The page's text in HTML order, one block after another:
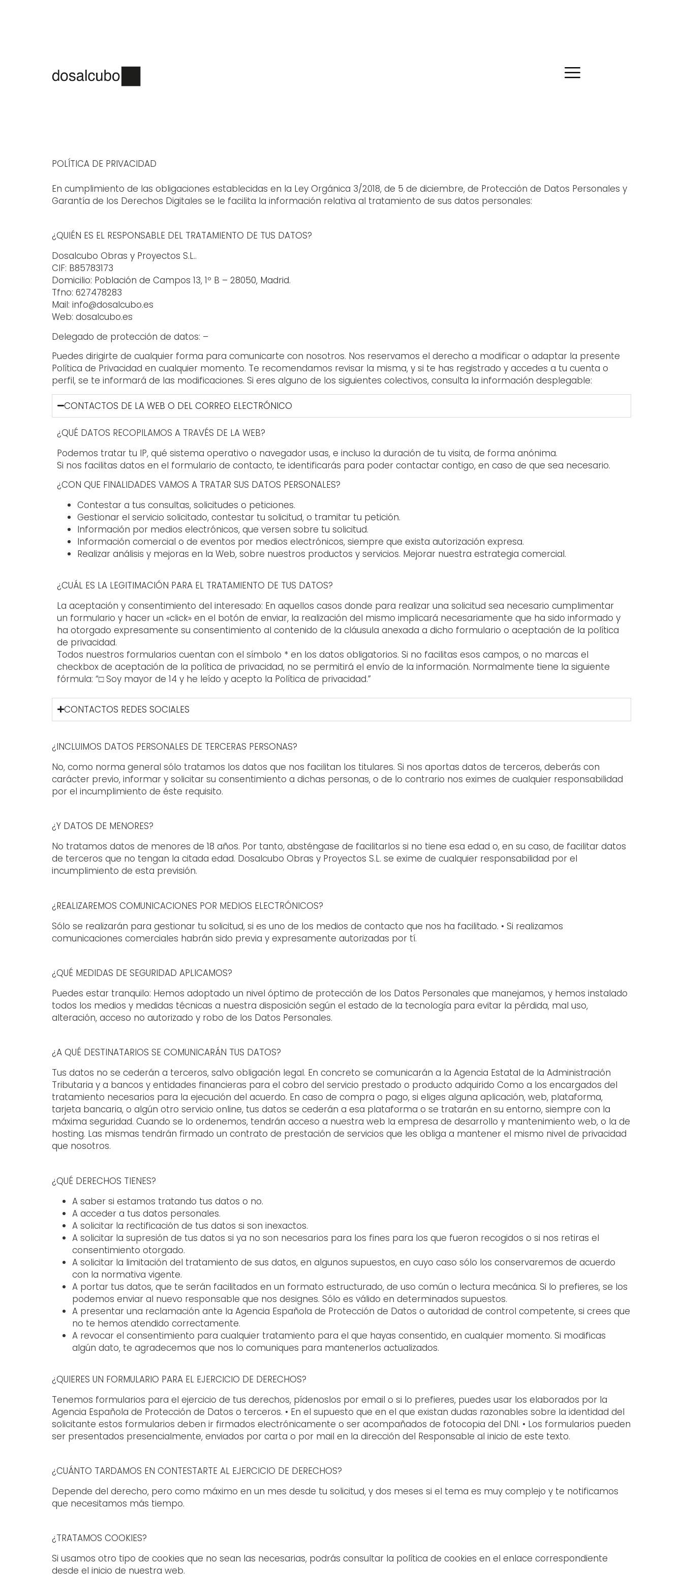
POLÍTICA DE PRIVACIDAD
En cumplimiento de las obligaciones establecidas en la Ley Orgánica 3/2018, de 5 de diciembre, de Protección de Datos Personales y
Garantía de los Derechos Digitales se le facilita la información relativa al tratamiento de sus datos personales:
¿QUIÉN ES EL RESPONSABLE DEL TRATAMIENTO DE TUS DATOS?
Dosalcubo Obras y Proyectos S.L..
CIF: B85783173
Domicilio: Población de Campos 13, 1º B – 28050, Madrid.
Tfno: 627478283
Mail: info@dosalcubo.es
Web: dosalcubo.es
Delegado de protección de datos: –
Puedes dirigirte de cualquier forma para comunicarte con nosotros. Nos reservamos el derecho a modificar o adaptar la presente
Política de Privacidad en cualquier momento. Te recomendamos revisar la misma, y si te has registrado y accedes a tu cuenta o
perfil, se te informará de las modificaciones. Si eres alguno de los siguientes colectivos, consulta la información desplegable:
CONTACTOS DE LA WEB O DEL CORREO ELECTRÓNICO
¿QUÉ DATOS RECOPILAMOS A TRAVÉS DE LA WEB?
Podemos tratar tu IP, qué sistema operativo o navegador usas, e incluso la duración de tu visita, de forma anónima.
Si nos facilitas datos en el formulario de contacto, te identificarás para poder contactar contigo, en caso de que sea necesario.
¿CON QUE FINALIDADES VAMOS A TRATAR SUS DATOS PERSONALES?
Contestar a tus consultas, solicitudes o peticiones.
Gestionar el servicio solicitado, contestar tu solicitud, o tramitar tu petición.
Información por medios electrónicos, que versen sobre tu solicitud.
Información comercial o de eventos por medios electrónicos, siempre que exista autorización expresa.
Realizar análisis y mejoras en la Web, sobre nuestros productos y servicios. Mejorar nuestra estrategia comercial.
¿CUÁL ES LA LEGITIMACIÓN PARA EL TRATAMIENTO DE TUS DATOS?
La aceptación y consentimiento del interesado: En aquellos casos donde para realizar una solicitud sea necesario cumplimentar
un formulario y hacer un «click» en el botón de enviar, la realización del mismo implicará necesariamente que ha sido informado y
ha otorgado expresamente su consentimiento al contenido de la cláusula anexada a dicho formulario o aceptación de la política
de privacidad.
Todos nuestros formularios cuentan con el símbolo * en los datos obligatorios. Si no facilitas esos campos, o no marcas el
checkbox de aceptación de la política de privacidad, no se permitirá el envío de la información. Normalmente tiene la siguiente
fórmula: “□ Soy mayor de 14 y he leído y acepto la Política de privacidad.”
CONTACTOS REDES SOCIALES
¿INCLUIMOS DATOS PERSONALES DE TERCERAS PERSONAS?
No, como norma general sólo tratamos los datos que nos facilitan los titulares. Si nos aportas datos de terceros, deberás con
carácter previo, informar y solicitar su consentimiento a dichas personas, o de lo contrario nos eximes de cualquier responsabilidad
por el incumplimiento de éste requisito.
¿Y DATOS DE MENORES?
No tratamos datos de menores de 18 años. Por tanto, absténgase de facilitarlos si no tiene esa edad o, en su caso, de facilitar datos
de terceros que no tengan la citada edad. Dosalcubo Obras y Proyectos S.L. se exime de cualquier responsabilidad por el
incumplimiento de esta previsión.
¿REALIZAREMOS COMUNICACIONES POR MEDIOS ELECTRÓNICOS?
Sólo se realizarán para gestionar tu solicitud, si es uno de los medios de contacto que nos ha facilitado. • Si realizamos
comunicaciones comerciales habrán sido previa y expresamente autorizadas por tí.
¿QUÉ MEDIDAS DE SEGURIDAD APLICAMOS?
Puedes estar tranquilo: Hemos adoptado un nivel óptimo de protección de los Datos Personales que manejamos, y hemos instalado
todos los medios y medidas técnicas a nuestra disposición según el estado de la tecnología para evitar la pérdida, mal uso,
alteración, acceso no autorizado y robo de los Datos Personales.
¿A QUÉ DESTINATARIOS SE COMUNICARÁN TUS DATOS?
Tus datos no se cederán a terceros, salvo obligación legal. En concreto se comunicarán a la Agencia Estatal de la Administración
Tributaria y a bancos y entidades financieras para el cobro del servicio prestado o producto adquirido Como a los encargados del
tratamiento necesarios para la ejecución del acuerdo. En caso de compra o pago, si eliges alguna aplicación, web, plataforma,
tarjeta bancaria, o algún otro servicio online, tus datos se cederán a esa plataforma o se tratarán en su entorno, siempre con la
máxima seguridad. Cuando se lo ordenemos, tendrán acceso a nuestra web la empresa de desarrollo y mantenimiento web, o la de
hosting. Las mismas tendrán firmado un contrato de prestación de servicios que les obliga a mantener el mismo nivel de privacidad
que nosotros.
¿QUÉ DERECHOS TIENES?
A saber si estamos tratando tus datos o no.
A acceder a tus datos personales.
A solicitar la rectificación de tus datos si son inexactos.
A solicitar la supresión de tus datos si ya no son necesarios para los fines para los que fueron recogidos o si nos retiras el
consentimiento otorgado.
A solicitar la limitación del tratamiento de sus datos, en algunos supuestos, en cuyo caso sólo los conservaremos de acuerdo
con la normativa vigente.
A portar tus datos, que te serán facilitados en un formato estructurado, de uso común o lectura mecánica. Si lo prefieres, se los
podemos enviar al nuevo responsable que nos designes. Sólo es válido en determinados supuestos.
A presentar una reclamación ante la Agencia Española de Protección de Datos o autoridad de control competente, si crees que
no te hemos atendido correctamente.
A revocar el consentimiento para cualquier tratamiento para el que hayas consentido, en cualquier momento. Si modificas
algún dato, te agradecemos que nos lo comuniques para mantenerlos actualizados.
¿QUIERES UN FORMULARIO PARA EL EJERCICIO DE DERECHOS?
Tenemos formularios para el ejercicio de tus derechos, pídenoslos por email o si lo prefieres, puedes usar los elaborados por la
Agencia Española de Protección de Datos o terceros. • En el supuesto que en el que existan dudas razonables sobre la identidad del
solicitante estos formularios deben ir firmados electrónicamente o ser acompañados de fotocopia del DNI. • Los formularios pueden
ser presentados presencialmente, enviados por carta o por mail en la dirección del Responsable al inicio de este texto.
¿CUÁNTO TARDAMOS EN CONTESTARTE AL EJERCICIO DE DERECHOS?
Depende del derecho, pero como máximo en un mes desde tu solicitud, y dos meses si el tema es muy complejo y te notificamos
que necesitamos más tiempo.
¿TRATAMOS COOKIES?
Si usamos otro tipo de cookies que no sean las necesarias, podrás consultar la política de cookies en el enlace correspondiente
desde el inicio de nuestra web.